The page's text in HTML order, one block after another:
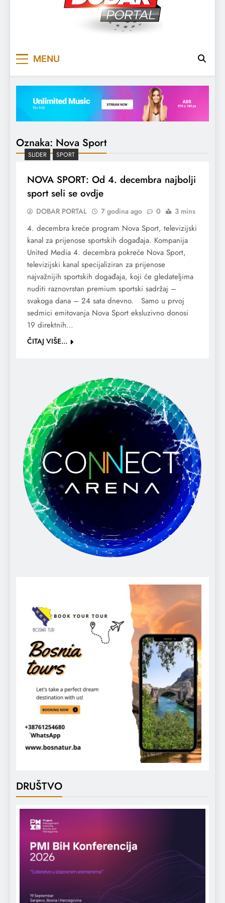
MENU
Oznaka: Nova Sport
SLIDER SPORT
NOVA SPORT: Od 4. decembra najbolji
sport seli se ovdje
DOBAR PORTAL 7 godina ago 0 3 mins
4. decembra kreće program Nova Sport, televizijski
kanal za prijenose sportskih događaja. Kompanija
United Media 4. decembra pokreće Nova Sport,
televizijski kanal specijaliziran za prijenose
najvažnijih sportskih događaja, koji će gledateljima
nuditi raznovrstan premium sportski sadržaj –
svakoga dana – 24 sata dnevno. Samo u prvoj
sedmici emitovanja Nova Sport eksluzivno donosi
19 direktnih…
ČITAJ VIŠE...
DRUŠTVO